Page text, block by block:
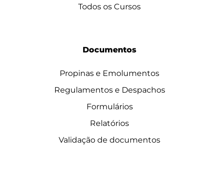
Todos os Cursos
Documentos
Propinas e Emolumentos
Regulamentos e Despachos
Formulários
Relatórios
Validação de documentos